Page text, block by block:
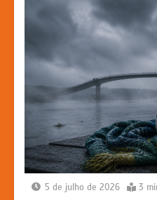
5 de julho de 2026 3